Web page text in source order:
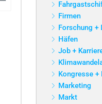
Firmen
Forschung +
Häfen
Job +
Kongresse +
Marketing
Markt